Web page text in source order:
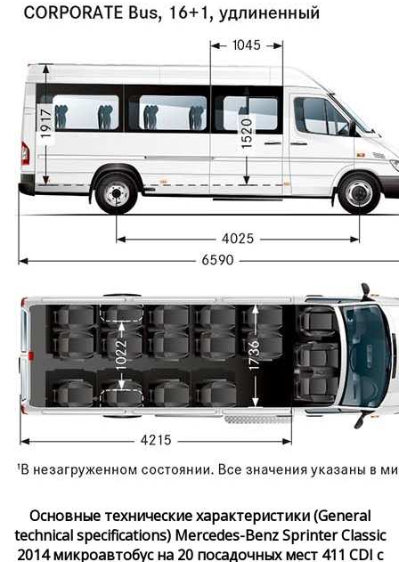
Основные технические характеристики (General
technical specifications) Mercedes-Benz Sprinter Classic
2014 микроавтобус на 20 посадочных мест 411 CDI с